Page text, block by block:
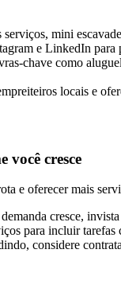
mini
e LinkedIn para
chave como
locais e
você cresce
e oferecer mais
cresce,
para incluir
considere